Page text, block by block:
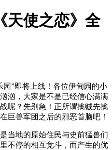
天使之恋》全
园”即将上线！各位伊甸园的小
汹，大家是不是已经信心满满
呢？先别急！正所谓擒贼先擒
巨兽军团之后的邪恶首脑吧！
当地的原始住民与史前猛兽们
不停的相互竞斗，而产生的优